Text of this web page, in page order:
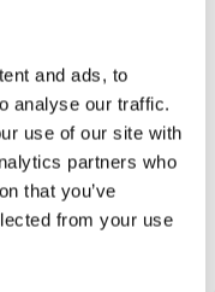
and ads, to
analyse our traffic.
use of our site with
partners who
that you’ve
from your use